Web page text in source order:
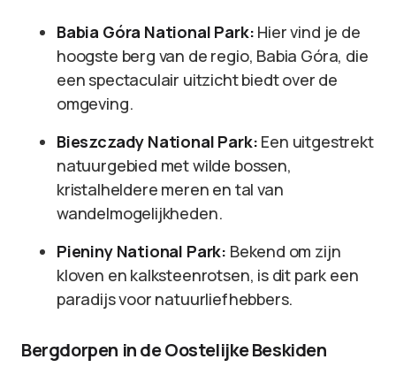
Babia Góra National Park: Hier vind je de
hoogste berg van de regio, Babia Góra, die
een spectaculair uitzicht biedt over de
omgeving.
Bieszczady National Park: Een uitgestrekt
natuurgebied met wilde bossen,
kristalheldere meren en tal van
wandelmogelijkheden.
Pieniny National Park: Bekend om zijn
kloven en kalksteenrotsen, is dit park een
paradijs voor natuurliefhebbers.
Bergdorpen in de Oostelijke Beskiden